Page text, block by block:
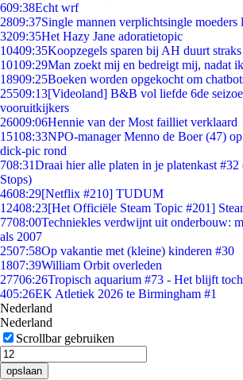
609:38Echt wrf
2809:37Single mannen verplichtsingle moeders
3209:35Het Hazy Jane adoratietopic
10409:35Koopzegels sparen bij AH duurt
10109:29Man zoekt mij en bedreigt mij, nadat
18909:25Boeken worden opgekocht om
25509:13[Videoland] B&B vol liefde 6de
vooruitkijkers
26009:06Hennie van der Most failliet verklaard
15108:33NPO-manager Menno de Boer (47)
dick-pic rond
708:31Draai hier alle platen in je platenkast
Stops)
4608:29[Netflix #210] TUDUM
12408:23[Het Officiële Steam Topic #201]
7708:00Techniekles verdwijnt uit onderbouw:
als 2007
2507:58Op vakantie met (kleine) kinderen #30
1807:39William Orbit overleden
27706:26Tropisch aquarium #73 - Het blijft
405:26EK Atletiek 2026 te Birmingham #1
Nederland
Nederland
Scrollbar gebruiken
opslaan